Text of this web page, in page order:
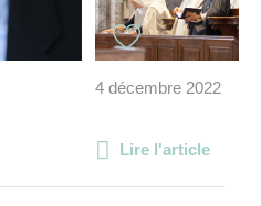
4 décembre 2022
Lire l'article